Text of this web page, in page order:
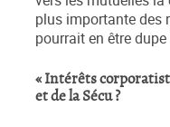
plus importante des
pourrait en être dupe
« Intérêts
et de la Sécu ?